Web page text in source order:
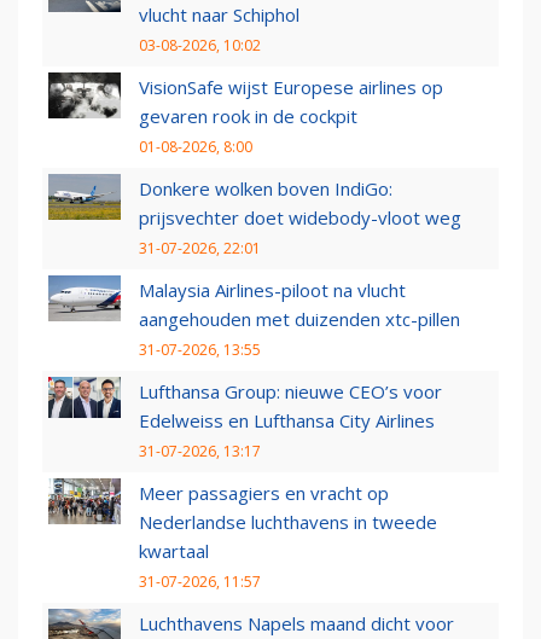
vlucht naar Schiphol
03-08-2026, 10:02
VisionSafe wijst Europese airlines op
gevaren rook in de cockpit
01-08-2026, 8:00
Donkere wolken boven IndiGo:
prijsvechter doet widebody-vloot weg
31-07-2026, 22:01
Malaysia Airlines-piloot na vlucht
aangehouden met duizenden xtc-pillen
31-07-2026, 13:55
Lufthansa Group: nieuwe CEO’s voor
Edelweiss en Lufthansa City Airlines
31-07-2026, 13:17
Meer passagiers en vracht op
Nederlandse luchthavens in tweede
kwartaal
31-07-2026, 11:57
Luchthavens Napels maand dicht voor